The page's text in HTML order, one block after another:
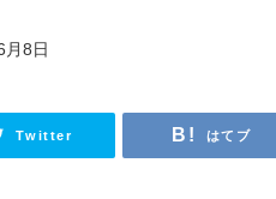
月8日
Twitter はてブ